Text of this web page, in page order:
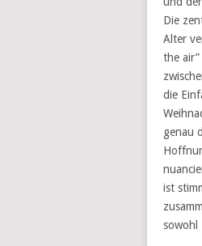
Die
Alter
the
die
genau
ist
sowohl